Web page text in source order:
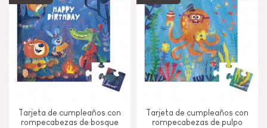
Tarjeta de cumpleaños con
rompecabezas de bosque
Tarjeta de cumpleaños con
rompecabezas de pulpo